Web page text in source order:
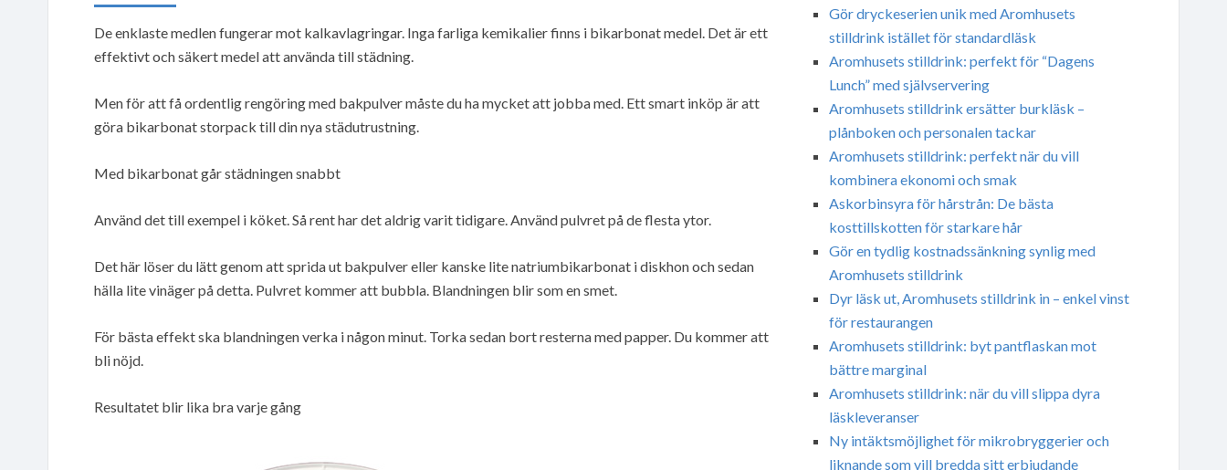
De enklaste medlen fungerar mot kalkavlagringar. Inga farliga kemikalier finns i bikarbonat medel. Det är ett
effektivt och säkert medel att använda till städning.
Men för att få ordentlig rengöring med bakpulver måste du ha mycket att jobba med. Ett smart inköp är att
göra bikarbonat storpack till din nya städutrustning.
Med bikarbonat går städningen snabbt
Använd det till exempel i köket. Så rent har det aldrig varit tidigare. Använd pulvret på de flesta ytor.
Det här löser du lätt genom att sprida ut bakpulver eller kanske lite natriumbikarbonat i diskhon och sedan
hälla lite vinäger på detta. Pulvret kommer att bubbla. Blandningen blir som en smet.
För bästa effekt ska blandningen verka i någon minut. Torka sedan bort resterna med papper. Du kommer att
bli nöjd.
Resultatet blir lika bra varje gång
Gör dryckeserien unik med Aromhusets
stilldrink istället för standardläsk
Aromhusets stilldrink: perfekt för “Dagens
Lunch” med självservering
Aromhusets stilldrink ersätter burkläsk –
plånboken och personalen tackar
Aromhusets stilldrink: perfekt när du vill
kombinera ekonomi och smak
Askorbinsyra för hårstrån: De bästa
kosttillskotten för starkare hår
Gör en tydlig kostnadssänkning synlig med
Aromhusets stilldrink
Dyr läsk ut, Aromhusets stilldrink in – enkel vinst
för restaurangen
Aromhusets stilldrink: byt pantflaskan mot
bättre marginal
Aromhusets stilldrink: när du vill slippa dyra
läskleveranser
Ny intäktsmöjlighet för mikrobryggerier och
liknande som vill bredda sitt erbjudande